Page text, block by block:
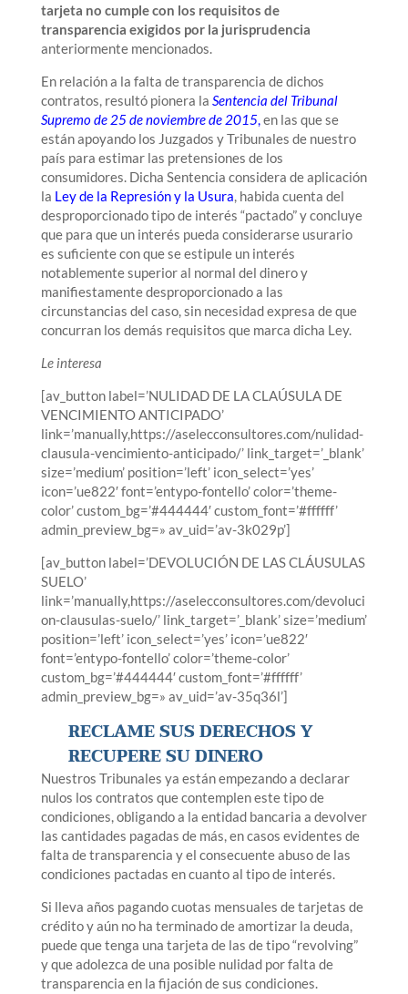
tarjeta no cumple con los requisitos de
transparencia exigidos por la jurisprudencia
anteriormente mencionados.
En relación a la falta de transparencia de dichos
contratos, resultó pionera la Sentencia del Tribunal
Supremo de 25 de noviembre de 2015,en las que se
están apoyando los Juzgados y Tribunales de nuestro
país para estimar las pretensiones de los
consumidores. Dicha Sentencia considera de aplicación
la Ley de la Represión y la Usura, habida cuenta del
desproporcionado tipo de interés “pactado” y concluye
que para que un interés pueda considerarse usurario
es suficiente con que se estipule un interés
notablemente superior al normal del dinero y
manifiestamente desproporcionado a las
circunstancias del caso, sin necesidad expresa de que
concurran los demás requisitos que marca dicha Ley.
Le interesa
[av_button label=’NULIDAD DE LA CLAÚSULA DE
VENCIMIENTO ANTICIPADO’
link=’manually,https://aselecconsultores.com/nulidad-
clausula-vencimiento-anticipado/’ link_target=’_blank’
size=’medium’ position=’left’ icon_select=’yes’
icon=’ue822′ font=’entypo-fontello’ color=’theme-
color’ custom_bg=’#444444′ custom_font=’#ffffff’
admin_preview_bg=» av_uid=’av-3k029p’]
[av_button label=’DEVOLUCIÓN DE LAS CLÁUSULAS
SUELO’
link=’manually,https://aselecconsultores.com/devoluci
on-clausulas-suelo/’ link_target=’_blank’ size=’medium’
position=’left’ icon_select=’yes’ icon=’ue822′
font=’entypo-fontello’ color=’theme-color’
custom_bg=’#444444′ custom_font=’#ffffff’
admin_preview_bg=» av_uid=’av-35q36l’]
RECLAME SUS DERECHOS Y
RECUPERE SU DINERO
Nuestros Tribunales ya están empezando a declarar
nulos los contratos que contemplen este tipo de
condiciones, obligando a la entidad bancaria a devolver
las cantidades pagadas de más, en casos evidentes de
falta de transparencia y el consecuente abuso de las
condiciones pactadas en cuanto al tipo de interés.
Si lleva años pagando cuotas mensuales de tarjetas de
crédito y aún no ha terminado de amortizar la deuda,
puede que tenga una tarjeta de las de tipo “revolving”
y que adolezca de una posible nulidad por falta de
transparencia en la fijación de sus condiciones.